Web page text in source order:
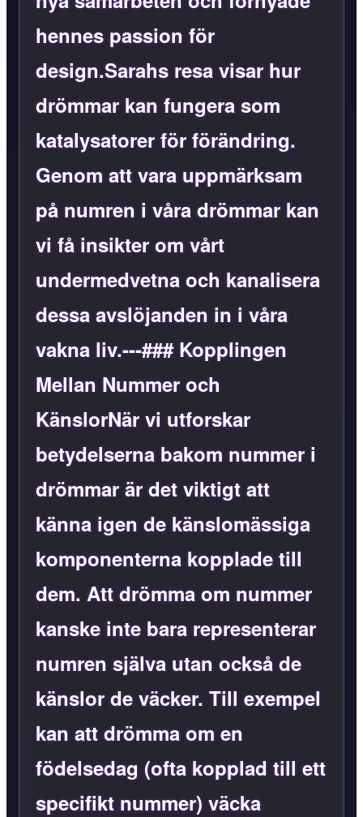
hennes passion för
design.Sarahs resa visar hur
drömmar kan fungera som
katalysatorer för förändring.
Genom att vara uppmärksam
på numren i våra drömmar kan
vi få insikter om vårt
undermedvetna och kanalisera
dessa avslöjanden in i våra
vakna liv.---### Kopplingen
Mellan Nummer och
KänslorNär vi utforskar
betydelserna bakom nummer i
drömmar är det viktigt att
känna igen de känslomässiga
komponenterna kopplade till
dem. Att drömma om nummer
kanske inte bara representerar
numren själva utan också de
känslor de väcker. Till exempel
kan att drömma om en
födelsedag (ofta kopplad till ett
specifikt nummer) väcka